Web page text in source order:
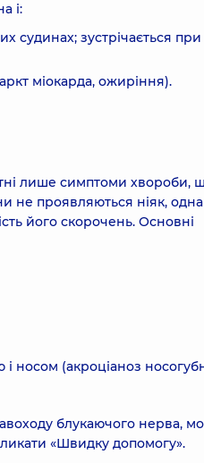
і:
судинах; зустрічається при
міокарда, ожиріння).
лише симптоми хвороби,
не проявляються ніяк,
його скорочень. Основні
і носом (акроціаноз
блукаючого нерва,
«Швидку допомогу».